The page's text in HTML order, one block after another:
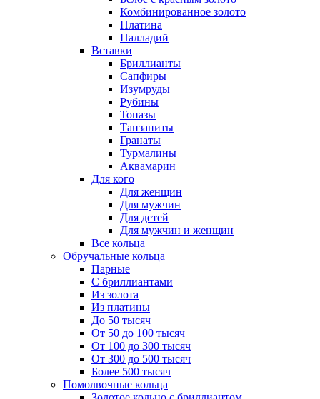
Комбинированное золото
Платина
Палладий
Вставки
Бриллианты
Сапфиры
Изумруды
Рубины
Топазы
Танзаниты
Гранаты
Турмалины
Аквамарин
Для кого
Для женщин
Для мужчин
Для детей
Для мужчин и женщин
Все кольца
Обручальные кольца
Парные
С бриллиантами
Из золота
Из платины
До 50 тысяч
От 50 до 100 тысяч
От 100 до 300 тысяч
От 300 до 500 тысяч
Более 500 тысяч
Помолвочные кольца